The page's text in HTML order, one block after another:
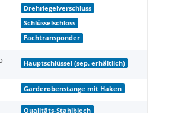
Drehriegelverschluss
Schlüsselschloss
Fachtransponder
Hauptschlüssel (sep. erhältlich)
Garderobenstange mit Haken
Qualitäts-Stahlblech